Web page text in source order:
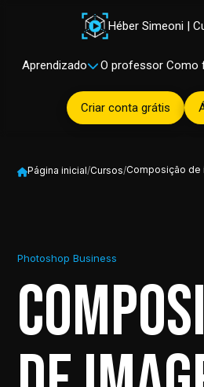
Héber Simeoni |
Aprendizado O professor Como
Criar conta grátis
Página inicial/Cursos/Composição de
Photoshop Business